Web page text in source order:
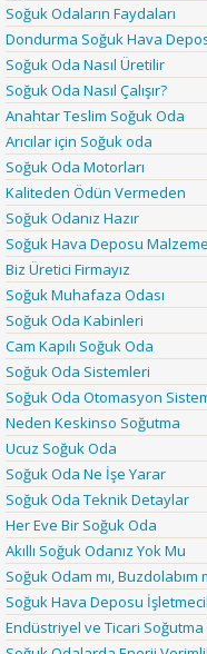
Soğuk Odaların Faydaları
Dondurma Soğuk Hava
Soğuk Oda Nasıl Üretilir
Soğuk Oda Nasıl Çalışır?
Anahtar Teslim Soğuk Oda
Arıcılar için Soğuk oda
Soğuk Oda Motorları
Kaliteden Ödün Vermeden
Soğuk Odanız Hazır
Soğuk Hava Deposu
Biz Üretici Firmayız
Soğuk Muhafaza Odası
Soğuk Oda Kabinleri
Cam Kapılı Soğuk Oda
Soğuk Oda Sistemleri
Soğuk Oda Otomasyon
Neden Keskinso Soğutma
Ucuz Soğuk Oda
Soğuk Oda Ne İşe Yarar
Soğuk Oda Teknik Detaylar
Her Eve Bir Soğuk Oda
Akıllı Soğuk Odanız Yok Mu
Soğuk Odam mı, Buzdolabım
Soğuk Hava Deposu
Endüstriyel ve Ticari